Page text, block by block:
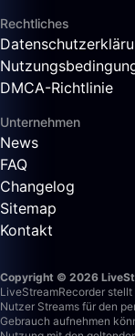
Rechtliches
DMCA-Richtlinie
Unternehmen
News
FAQ
Changelog
Sitemap
Kontakt
Copyright © 2026
LiveStreamRecorder
Nutzer Streams für den
Gebrauch aufnehmen